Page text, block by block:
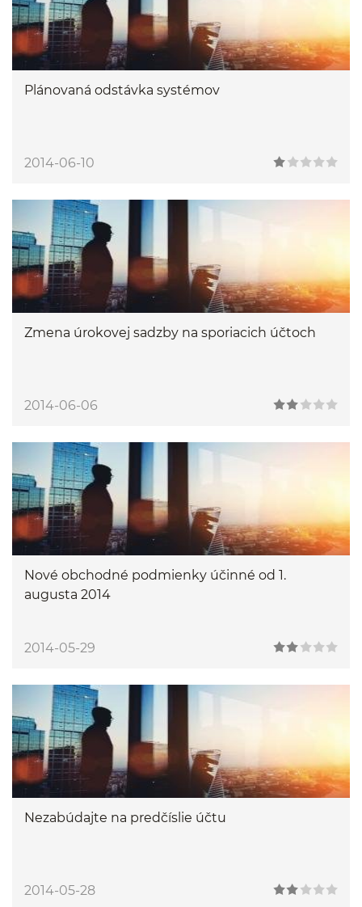
Plánovaná odstávka systémov
2014-06-10
Zmena úrokovej sadzby na sporiacich účtoch
2014-06-06
Nové obchodné podmienky účinné od 1.
augusta 2014
2014-05-29
Nezabúdajte na predčíslie účtu
2014-05-28